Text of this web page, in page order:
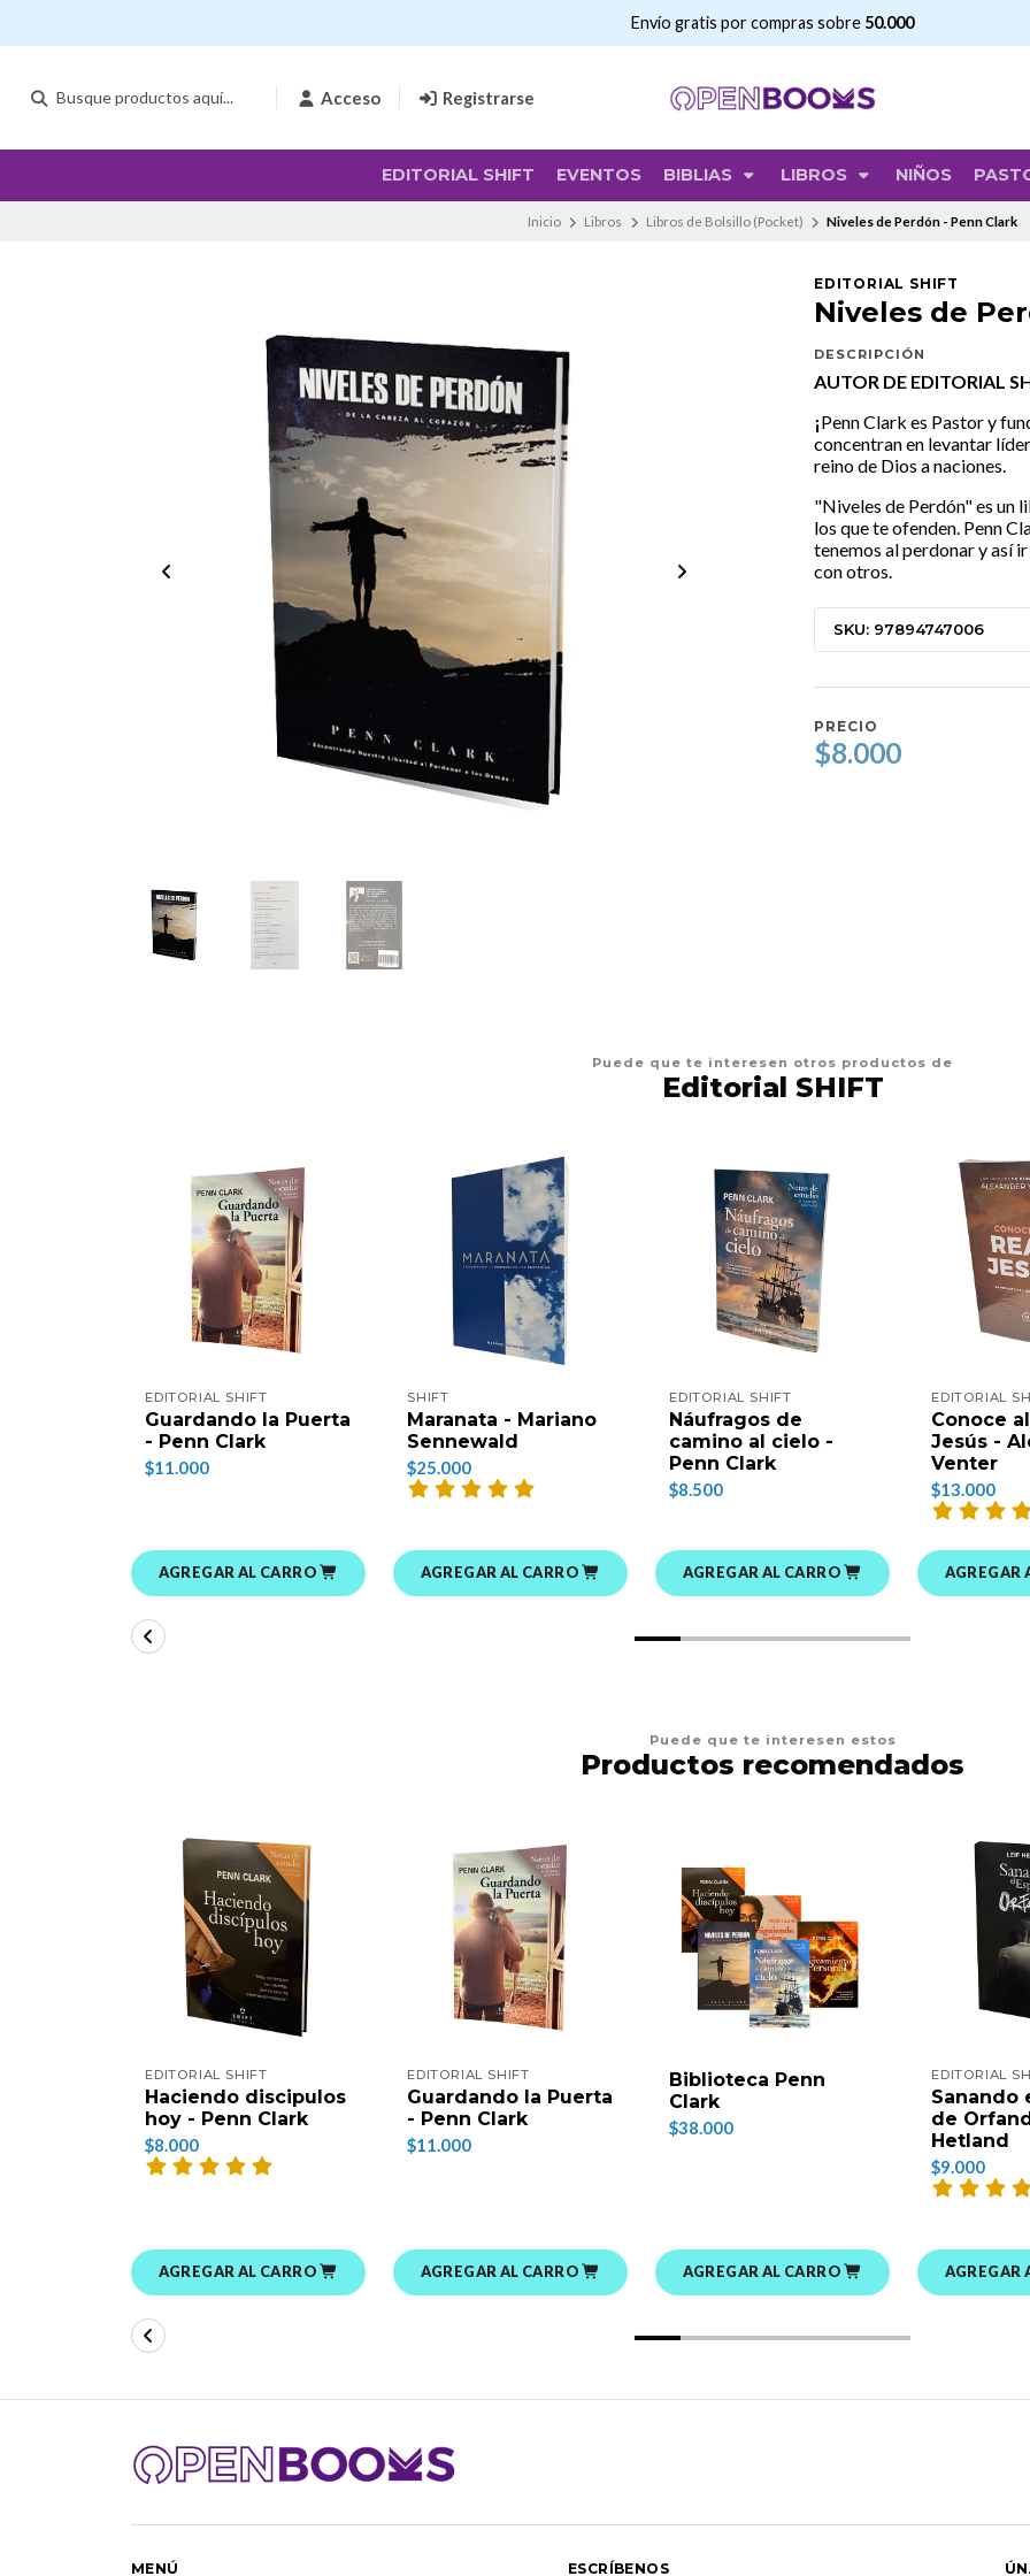
Acceso Registrarse
EDITORIAL SHIFT EVENTOS BIBLIAS LIBROS NIÑOS
Envío gratis por compras sobre 50.000
Inicio Libros Libros de Bolsillo (Pocket) Niveles de Perdón - Penn Clark
EDITORIAL SHIFT
Niveles de
DESCRIPCIÓN
AUTOR DE EDITORIAL
¡Penn Clark es Pastor y
concentran en levantar
reino de Dios a naciones.
"Niveles de Perdón" es un
los que te ofenden. Penn
tenemos al perdonar y así
con otros.
SKU: 97894747006
PRECIO
$8.000
Puede que te interesen otros productos de
Editorial SHIFT
EDITORIAL SHIFT
Guardando la Puerta
- Penn Clark
$11.000
AGREGAR AL CARRO
SHIFT
Maranata - Mariano
Sennewald
$25.000
AGREGAR AL CARRO
EDITORIAL SHIFT
Náufragos de
camino al cielo -
Penn Clark
$8.500
AGREGAR AL CARRO
EDITORIAL
Conoce
Jesús -
Venter
$13.000
AGREGAR
Puede que te interesen estos
Productos recomendados
EDITORIAL SHIFT
Haciendo discipulos
hoy - Penn Clark
$8.000
AGREGAR AL CARRO
EDITORIAL SHIFT
Guardando la Puerta
- Penn Clark
$11.000
AGREGAR AL CARRO
Biblioteca Penn
Clark
$38.000
AGREGAR AL CARRO
EDITORIAL
Sanando
de
Hetland
$9.000
AGREGAR
MENÚ ESCRÍBENOS